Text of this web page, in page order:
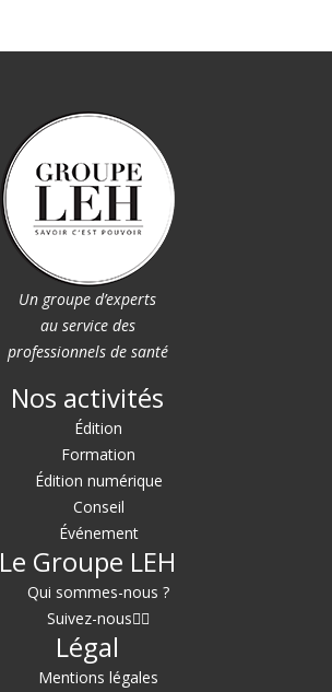
Un groupe d’experts
au service des
professionnels de santé
Nos activités
Édition
Formation
Édition numérique
Conseil
Événement
Le Groupe LEH
Qui sommes-nous ?
Suivez-nous
Légal
Mentions légales